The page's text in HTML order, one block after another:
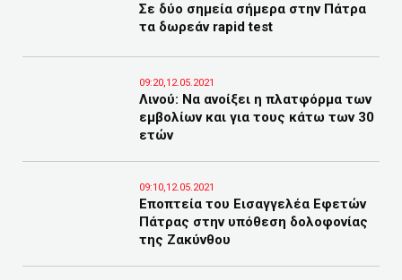
Σε δύο σημεία σήμερα στην Πάτρα
τα δωρεάν rapid test
09:20,12.05.2021
Λινού: Να ανοίξει η πλατφόρμα των
εμβολίων και για τους κάτω των 30
ετών
09:10,12.05.2021
Εποπτεία του Εισαγγελέα Εφετών
Πάτρας στην υπόθεση δολοφονίας
της Ζακύνθου